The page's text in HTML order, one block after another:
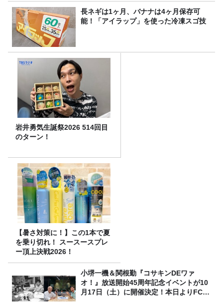
長ネギは1ヶ月、バナナは4ヶ月保存可
能！「アイラップ」を使った冷凍スゴ技
岩井勇気生誕祭2026 514回目
のターン！
【暑さ対策に！】この1本で夏
を乗り切れ！ スースースプレ
ー頂上決戦2026！
小堺一機＆関根勤『コサキンDEワァ
オ！』放送開始45周年記念イベントが10
月17日（土）に開催決定！本日よりFC先